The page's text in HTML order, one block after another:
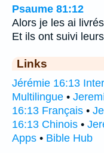
Psaume 81:12
Alors je les ai
Et ils ont suivi
Links
Jérémie 16:13
Multilingue •
16:13 Français •
16:13 Chinois •
Apps • Bible Hub